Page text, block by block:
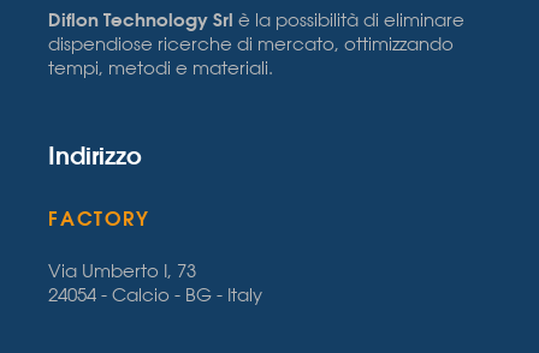
Diflon Technology Srl è la possibilità di eliminare
dispendiose ricerche di mercato, ottimizzando
tempi, metodi e materiali.
Indirizzo
FACTORY
Via Umberto I, 73
24054 - Calcio - BG - Italy